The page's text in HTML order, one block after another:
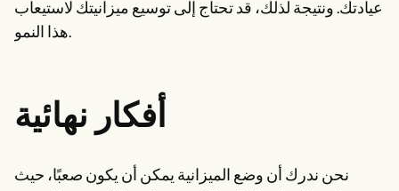
عيادتك. ونتيجة لذلك، قد تحتاج إلى توسيع ميزانيتك لاستيعاب
هذا النمو.
أفكار نهائية
نحن ندرك أن وضع الميزانية يمكن أن يكون صعبًا، حيث